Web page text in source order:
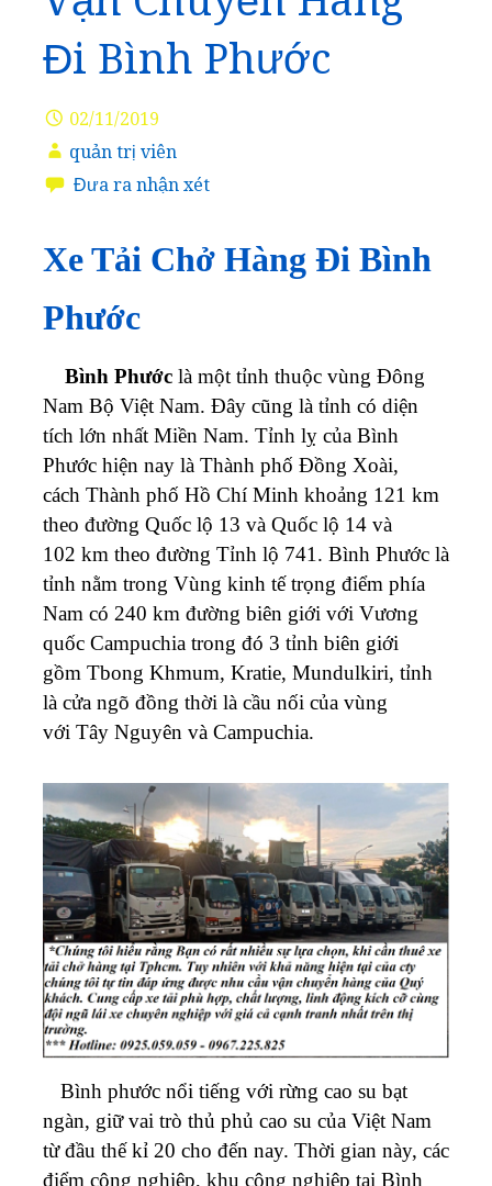
Đi Bình Phước
02/11/2019
quản trị viên
Đưa ra nhận xét
Xe Tải Chở Hàng Đi Bình
Phước
Bình Phước là một tỉnh thuộc vùng Đông
Nam Bộ Việt Nam. Đây cũng là tỉnh có diện
tích lớn nhất Miền Nam. Tỉnh lỵ của Bình
Phước hiện nay là Thành phố Đồng Xoài,
cách Thành phố Hồ Chí Minh khoảng 121 km
theo đường Quốc lộ 13 và Quốc lộ 14 và
102 km theo đường Tỉnh lộ 741. Bình Phước là
tỉnh nằm trong Vùng kinh tế trọng điểm phía
Nam có 240 km đường biên giới với Vương
quốc Campuchia trong đó 3 tỉnh biên giới
gồm Tbong Khmum, Kratie, Mundulkiri, tỉnh
là cửa ngõ đồng thời là cầu nối của vùng
với Tây Nguyên và Campuchia.
Bình phước nổi tiếng với rừng cao su bạt
ngàn, giữ vai trò thủ phủ cao su của Việt Nam
từ đầu thế kỉ 20 cho đến nay. Thời gian này, các
điểm công nghiệp, khu công nghiệp tại Bình